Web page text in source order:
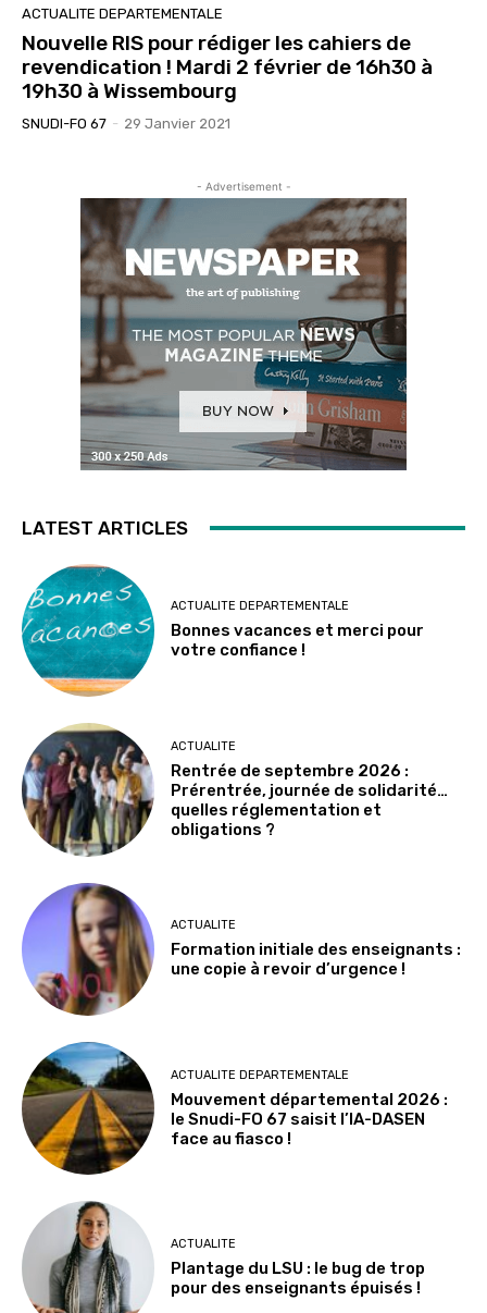
ACTUALITE DEPARTEMENTALE
Nouvelle RIS pour rédiger les cahiers de
revendication ! Mardi 2 février de 16h30 à
19h30 à Wissembourg
SNUDI-FO 67 - 29 Janvier 2021
- Advertisement -
LATEST ARTICLES
ACTUALITE DEPARTEMENTALE
Bonnes vacances et merci pour
votre confiance !
ACTUALITE
Rentrée de septembre 2026 :
Prérentrée, journée de solidarité…
quelles réglementation et
obligations ?
ACTUALITE
Formation initiale des enseignants :
une copie à revoir d’urgence !
ACTUALITE DEPARTEMENTALE
Mouvement départemental 2026 :
le Snudi-FO 67 saisit l’IA-DASEN
face au fiasco !
ACTUALITE
Plantage du LSU : le bug de trop
pour des enseignants épuisés !